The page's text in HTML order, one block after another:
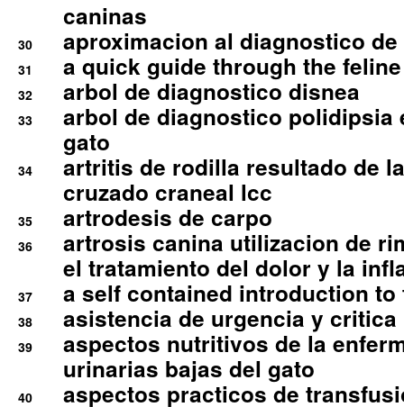
caninas
30 aproximacion al diagnostico
31 a quick guide through the
32 arbol de diagnostico disnea
33
arbol de diagnostico polidipsia
gato
34
artritis de rodilla resultado de
cruzado craneal lcc
35 artrodesis de carpo
36
artrosis canina utilizacion de
el tratamiento del dolor y la
37 a self contained introduction
38 asistencia de urgencia y
39
aspectos nutritivos de la
urinarias bajas del gato
40 aspectos practicos de